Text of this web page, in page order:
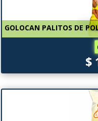
GOLOCAN PALITOS DE
$